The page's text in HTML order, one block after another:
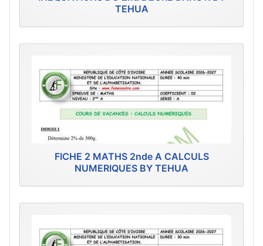
TEHUA
FICHE 2 MATHS 2nde A CALCULS
NUMERIQUES BY TEHUA